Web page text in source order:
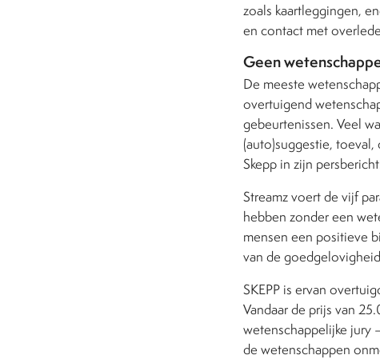
zoals kaartleggingen,
en contact met
Geen
De meeste
overtuigend
gebeurtenissen. Veel
(auto)suggestie,
Skepp in zijn
Streamz voert de vijf
hebben zonder een
mensen een positieve
van de
SKEPP is ervan
Vandaar de prijs van
wetenschappelijke jury
de wetenschappen